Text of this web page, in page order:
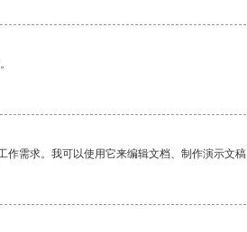
需求。我可以使用它来编辑文档、制作演示文稿